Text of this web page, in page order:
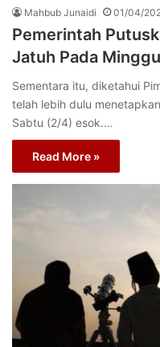
Mahbub Junaidi 01/04/
Pemerintah
Jatuh Pada
Sementara itu, diketahui
telah lebih dulu
Sabtu (2/4) esok.…
Read More »